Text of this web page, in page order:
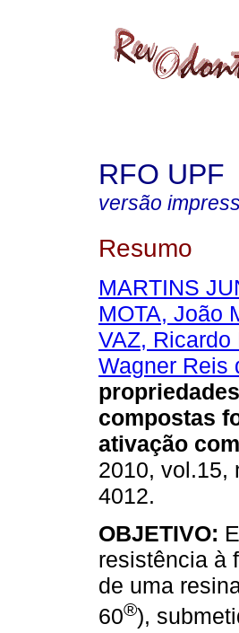
RFO UPF
versão
Resumo
MARTINS
MOTA, João
VAZ, Ricardo
Wagner Reis
compostas
ativação
2010, vol.15,
4012.
OBJETIVO:
resistência à
de uma
60®),